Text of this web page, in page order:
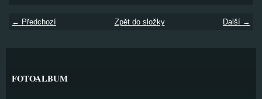
← Předchozí Další →
Zpět do složky
FOTOALBUM